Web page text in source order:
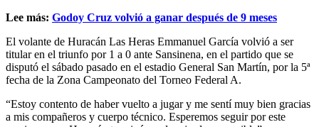
Lee más: Godoy Cruz volvió a ganar después de 9 meses
El volante de Huracán Las Heras Emmanuel García volvió a ser
titular en el triunfo por 1 a 0 ante Sansinena, en el partido que se
disputó el sábado pasado en el estadio General San Martín, por la 5ª
fecha de la Zona Campeonato del Torneo Federal A.
“Estoy contento de haber vuelto a jugar y me sentí muy bien gracias
a mis compañeros y cuerpo técnico. Esperemos seguir por este